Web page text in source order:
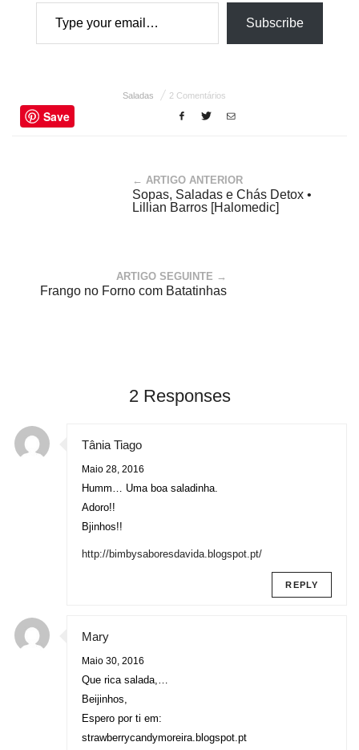
Subscribe
Saladas 2 Comentários
Save
← ARTIGO ANTERIOR
Sopas, Saladas e Chás Detox •
Lillian Barros [Halomedic]
ARTIGO SEGUINTE →
Frango no Forno com Batatinhas
2 Responses
Tânia Tiago
Maio 28, 2016
Humm… Uma boa saladinha.
Adoro!!
Bjinhos!!
http://bimbysaboresdavida.blogspot.pt/
REPLY
Mary
Maio 30, 2016
Que rica salada,…
Beijinhos,
Espero por ti em:
strawberrycandymoreira.blogspot.pt